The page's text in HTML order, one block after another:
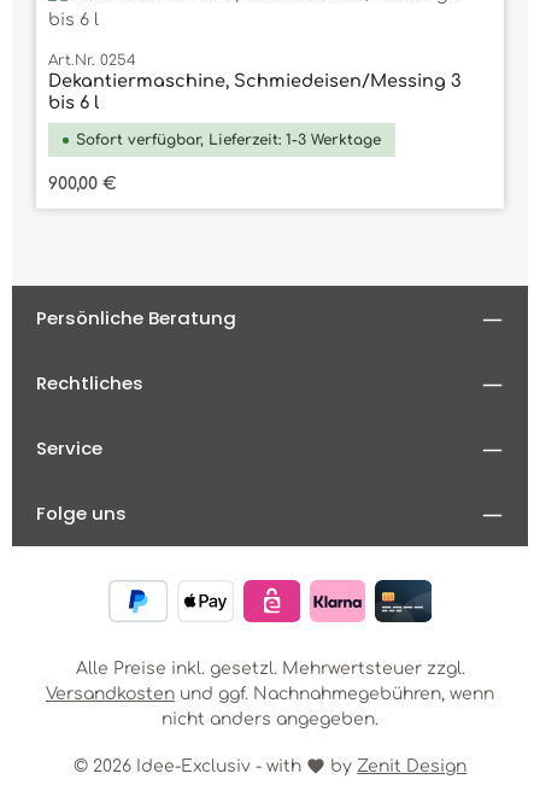
Art.Nr. 0254
Dekantiermaschine, Schmiedeisen/Messing 3
bis 6 l
Sofort verfügbar, Lieferzeit: 1-3 Werktage
Regulärer Preis:
900,00 €
Persönliche Beratung
Rechtliches
Service
Folge uns
© 2026 Idee-Exclusiv - with by Zenit Design
Alle Preise inkl. gesetzl. Mehrwertsteuer zzgl.
Versandkosten und ggf. Nachnahmegebühren, wenn
nicht anders angegeben.